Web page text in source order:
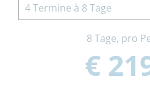
4 Termine à 8 Tage
8 Tage, pro
€